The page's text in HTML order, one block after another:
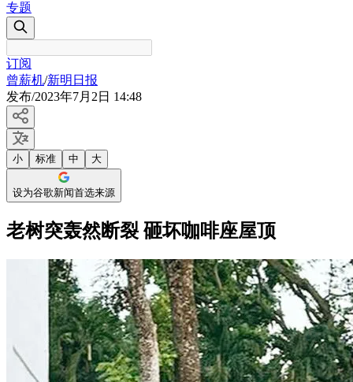
专题
订阅
曾薪机/新明日报
发布/2023年7月2日 14:48
小 标准 中 大
设为谷歌新闻首选来源
老树突轰然断裂 砸坏咖啡座屋顶